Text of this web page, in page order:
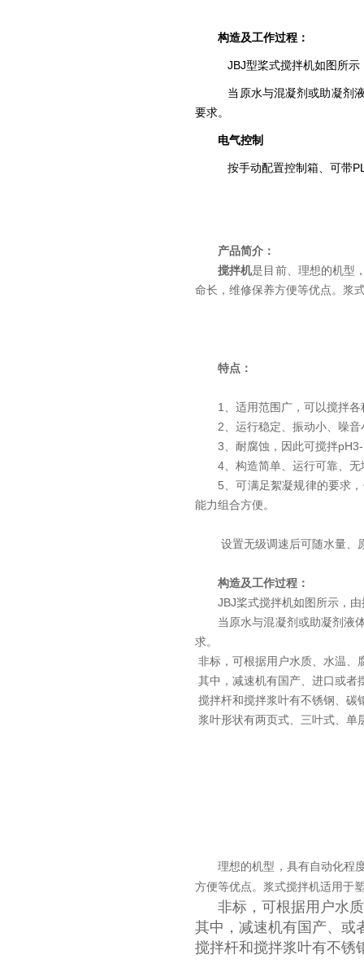
构造及工作过程：
JBJ型桨式搅拌机如图所示
当原水与混凝剂或助凝剂
要求。
电气控制
按手动配置控制箱、可带
产品简介：
搅拌机是目前、理想的机型
命长，维修保养方便等优点。浆
特点：
1、适用范围广，可以搅拌
2、运行稳定、振动小、噪
3、耐腐蚀，因此可搅拌
4、构造简单、运行可靠、
5、可满足絮凝规律的要求
能力组合方便。
设置无级调速后可随水量、
构造及工作过程：
JBJ桨式搅拌机如图所示，
当原水与混凝剂或助凝剂液
求。
非标，可根据用户水质、水温、
其中，减速机有国产、进口或者
搅拌杆和搅拌浆叶有不锈钢、碳
浆叶形状有两页式、三叶式、单
理想的机型，具有自动化程
方便等优点。浆式搅拌机适用于
非标，可根据用户水
其中，减速机有国产、或
搅拌杆和搅拌浆叶有不锈